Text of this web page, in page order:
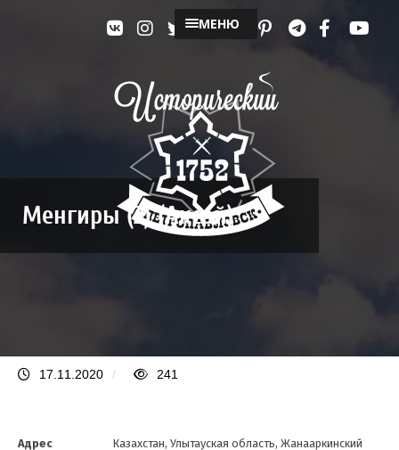
МЕНЮ
Менгиры (2) (Аксай)
17.11.2020 / 241
Адрес
Казахстан, Улытауская область, Жанааркинский